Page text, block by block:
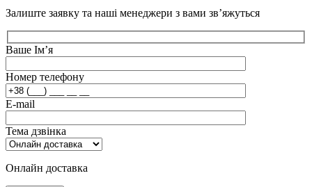
Залиште заявку та наші менеджери з вами зв’яжуться
Ваше Ім’я
Номер телефону
E-mail
Тема дзвінка
Онлайн доставка